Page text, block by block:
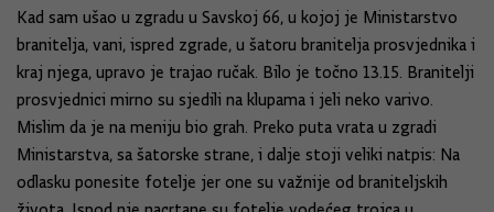
Kad sam ušao u zgradu u Savskoj 66, u kojoj je Ministarstvo
branitelja, vani, ispred zgrade, u šatoru branitelja prosvjednika i
kraj njega, upravo je trajao ručak. Bilo je točno 13.15. Branitelji
prosvjednici mirno su sjedili na klupama i jeli neko varivo.
Mislim da je na meniju bio grah. Preko puta vrata u zgradi
Ministarstva, sa šatorske strane, i dalje stoji veliki natpis: Na
odlasku ponesite fotelje jer one su važnije od braniteljskih